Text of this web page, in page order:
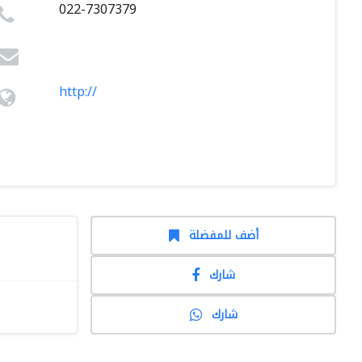
022-7307379
http://
أضف للمفضلة
شارك
شارك